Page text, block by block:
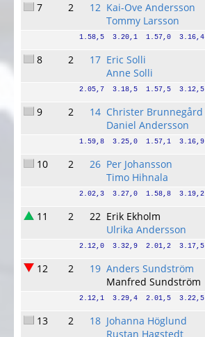
7 2 12 Kai-Ove Andersson
Tommy Larsson
1.58,5  3.20,1  1.57,0  3.16,4
8 2 17 Eric Solli
Anne Solli
2.05,7  3.18,5  1.57,5  3.12,5
9 2 14 Christer Brunnegård
Daniel Andersson
1.59,8  3.25,0  1.57,1  3.16,9
10 2 26 Per Johansson
Timo Hihnala
2.02,3  3.27,0  1.58,8  3.19,2
11 2 22 Erik Ekholm
Ulrika Andersson
2.12,0  3.32,9  2.01,2  3.17,5
12 2 19 Anders Sundström
Manfred Sundström
2.12,1  3.29,4  2.01,5  3.22,5
13 2 18 Johanna Höglund
Rustan Hagstedt